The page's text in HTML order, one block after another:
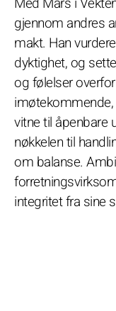
gjennom andres
makt. Han
dyktighet, og
og følelser
imøtekommende,
vitne til åpenbare
nøkkelen til
om balanse.
integritet fra sine